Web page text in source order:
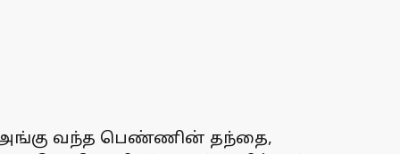
அங்கு வந்த பெண்ணின் தந்தை,